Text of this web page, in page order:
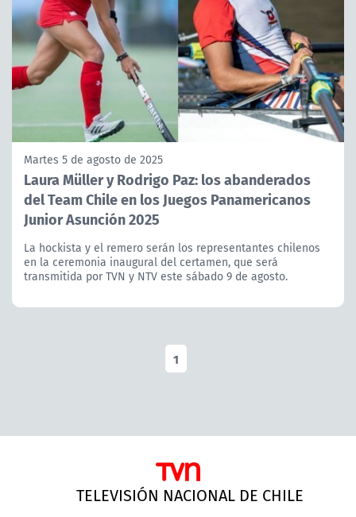
Martes 5 de agosto de 2025
Laura Müller y Rodrigo Paz: los abanderados
del Team Chile en los Juegos Panamericanos
Junior Asunción 2025
La hockista y el remero serán los representantes chilenos
en la ceremonia inaugural del certamen, que será
transmitida por TVN y NTV este sábado 9 de agosto.
1
TELEVISIÓN NACIONAL DE CHILE